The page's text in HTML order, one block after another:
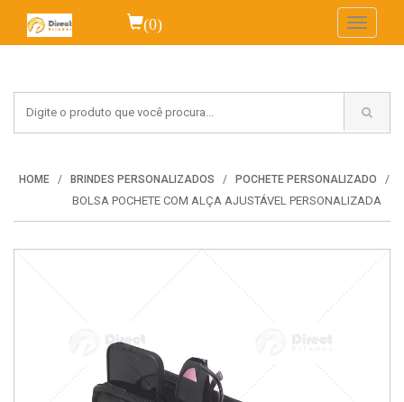
(0)
Toggle
HOME BRINDES PERSONALIZADOS POCHETE PERSONALIZADO
BOLSA POCHETE COM ALÇA AJUSTÁVEL PERSONALIZADA